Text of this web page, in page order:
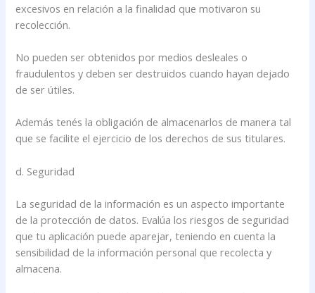
excesivos en relación a la finalidad que motivaron su
recolección.
No pueden ser obtenidos por medios desleales o
fraudulentos y deben ser destruidos cuando hayan dejado
de ser útiles.
Además tenés la obligación de almacenarlos de manera tal
que se facilite el ejercicio de los derechos de sus titulares.
d. Seguridad
La seguridad de la información es un aspecto importante
de la protección de datos. Evalúa los riesgos de seguridad
que tu aplicación puede aparejar, teniendo en cuenta la
sensibilidad de la información personal que recolecta y
almacena.